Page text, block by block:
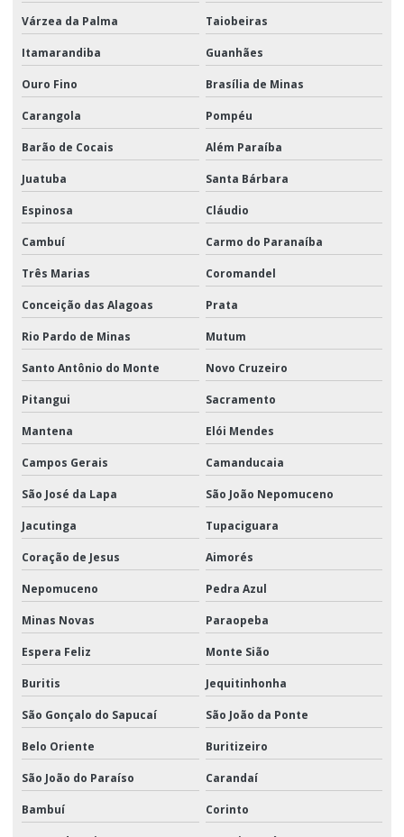
Várzea da Palma Taiobeiras
Itamarandiba Guanhães
Ouro Fino Brasília de Minas
Carangola Pompéu
Barão de Cocais Além Paraíba
Juatuba Santa Bárbara
Espinosa Cláudio
Cambuí Carmo do Paranaíba
Três Marias Coromandel
Conceição das Alagoas Prata
Rio Pardo de Minas Mutum
Santo Antônio do Monte Novo Cruzeiro
Pitangui Sacramento
Mantena Elói Mendes
Campos Gerais Camanducaia
São José da Lapa São João Nepomuceno
Jacutinga Tupaciguara
Coração de Jesus Aimorés
Nepomuceno Pedra Azul
Minas Novas Paraopeba
Espera Feliz Monte Sião
Buritis Jequitinhonha
São Gonçalo do Sapucaí São João da Ponte
Belo Oriente Buritizeiro
São João do Paraíso Carandaí
Bambuí Corinto